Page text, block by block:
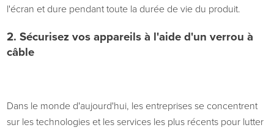
l'écran et dure pendant toute la durée de vie du produit.
2. Sécurisez vos appareils à l'aide d'un verrou à
câble
Dans le monde d'aujourd'hui, les entreprises se concentrent
sur les technologies et les services les plus récents pour lutter